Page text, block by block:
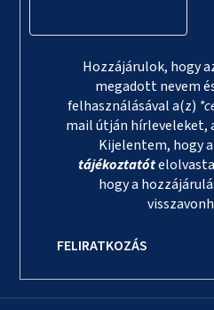
Hozzájárulok, hogy
megadott nevem
felhasználásával a(z)
mail útján hírleveleket,
Kijelentem, hogy
tájékoztatót
hogy a
FELIRATKOZÁS